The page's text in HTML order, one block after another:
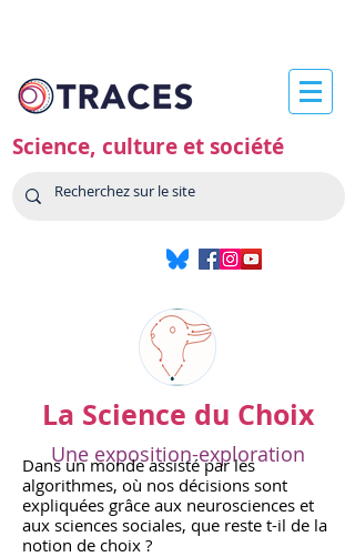
Science, culture et société
La Science du Choix
Une exposition-exploration
Dans un monde assisté par les
algorithmes, où nos décisions sont
expliquées grâce aux neurosciences et
aux sciences sociales, que reste t-il de la
notion de choix ?